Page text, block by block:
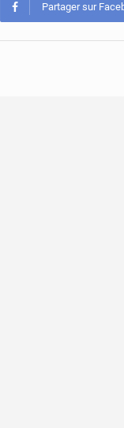
Partager sur